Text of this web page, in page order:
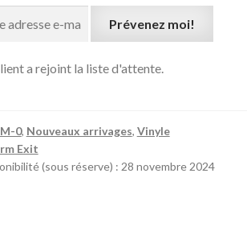
Prévenez moi!
a rejoint la liste d'attente.
M-0, Nouveaux arrivages, Vinyle
Exit
(sous réserve) : 28 novembre 2024